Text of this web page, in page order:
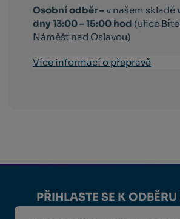
Osobní odběr –v našem skladě
dny 13:00 – 15:00 hod (ulice
Náměšť nad Oslavou)
Více informací o přepravě
PŘIHLASTE SE K